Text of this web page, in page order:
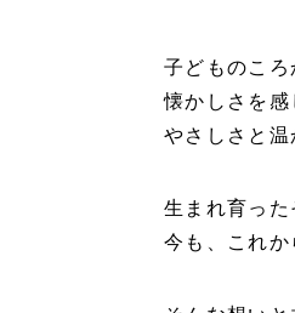
子どものころ
懐かしさを感
やさしさと温
生まれ育った
今も、これか